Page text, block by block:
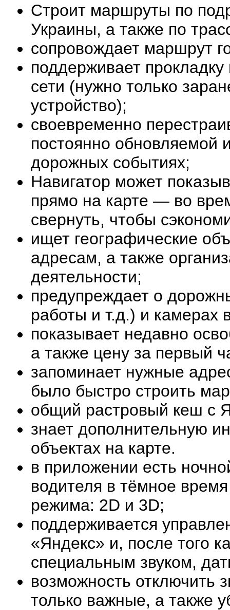
Строит маршруты по
Украины, а также по
сопровождает маршрут
поддерживает
сети (нужно только
устройство);
своевременно
постоянно обновляемой
дорожных событиях;
Навигатор может
прямо на карте — во
свернуть, чтобы
ищет географические
адресам, а также
деятельности;
предупреждает о
работы и т.д.) и камерах
показывает недавно
а также цену за первый
запоминает нужные
было быстро строить
общий растровый кеш с
знает дополнительную
объектах на карте.
в приложении есть
водителя в тёмное
режима: 2D и 3D;
поддерживается
«Яндекс» и, после того
специальным звуком,
возможность отключить
только важные, а также